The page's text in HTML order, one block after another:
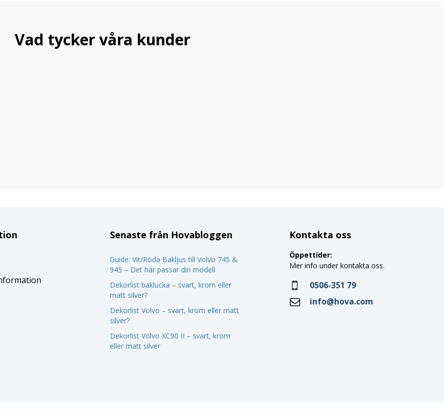
Vad tycker våra kunder
Senaste från Hovabloggen
Guide: Vit/Röda Bakljus till Volvo 745 &
945 – Det här passar din modell
Dekorlist baklucka – svart, krom eller
matt silver?
Dekorlist Volvo – svart, krom eller matt
silver?
Dekorlist Volvo XC90 II – svart, krom
eller matt silver
Kontakta oss
Öppettider:
Mer info under kontakta oss.
0506-351 79
info@hova.com